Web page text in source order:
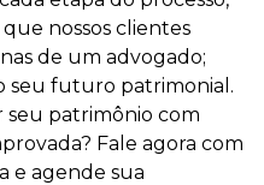
nossos clientes
de um advogado;
seu futuro patrimonial.
patrimônio com
Fale agora com
e agende sua